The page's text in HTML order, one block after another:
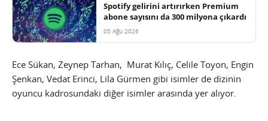
Spotify gelirini artırırken Premium
abone sayısını da 300 milyona çıkardı
05 Ağu 2026
Ece Sükan, Zeynep Tarhan, Murat Kılıç, Celile Toyon, Engin
Şenkan, Vedat Erinci, Lila Gürmen gibi isimler de dizinin
oyuncu kadrosundaki diğer isimler arasında yer alıyor.